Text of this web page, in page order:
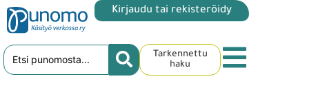
Kirjaudu tai rekisteröidy
Tarkennettu
haku